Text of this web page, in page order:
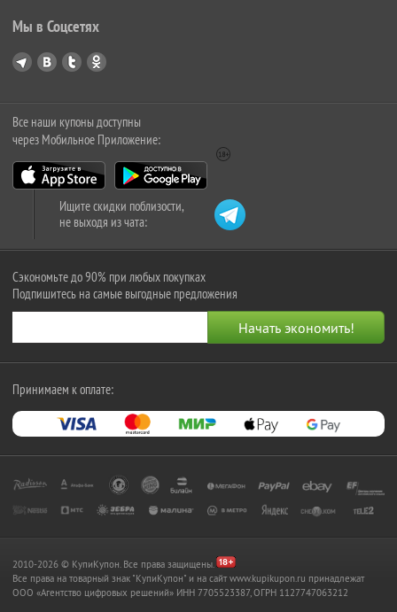
Мы в Соцсетях
Все наши купоны доступны
через Мобильное Приложение:
Ищите скидки поблизости,
не выходя из чата:
Сэкономьте до 90% при любых покупках
Подпишитесь на самые выгодные предложения
Принимаем к оплате:
2010-2026 © КупиКупон. Все права защищены.
Все права на товарный знак "КупиКупон" и на сайт www.kupikupon.ru принадлежат
OOO «Агентство цифровых решений» ИНН 7705523387, ОГРН 1127747063212